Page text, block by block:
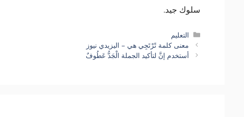
سلوك جيد.
التصنيفات
التعليم
معنى كلمة تًرْتَجِي هي – اليزيدي نيوز
أستخدم إنَّ لتأكيد الجملة الْجَدُّ عَطُوفٌ